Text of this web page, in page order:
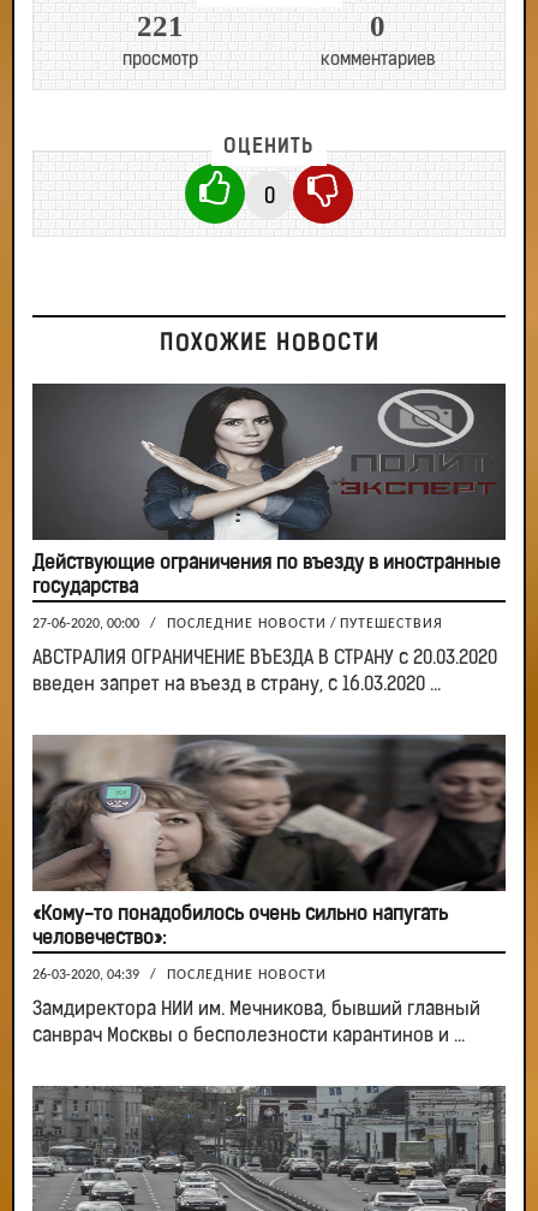
221
просмотр
0
комментариев
ОЦЕНИТЬ
0
ПОХОЖИЕ НОВОСТИ
Действующие ограничения по въезду в иностранные
государства
27-06-2020, 00:00 / ПОСЛЕДНИЕ НОВОСТИ / ПУТЕШЕСТВИЯ
АВСТРАЛИЯ ОГРАНИЧЕНИЕ ВЪЕЗДА В СТРАНУ с 20.03.2020
введен запрет на въезд в страну, с 16.03.2020 ...
«Кому-то понадобилось очень сильно напугать
человечество»:
26-03-2020, 04:39 / ПОСЛЕДНИЕ НОВОСТИ
Замдиректора НИИ им. Мечникова, бывший главный
санврач Москвы о бесполезности карантинов и ...